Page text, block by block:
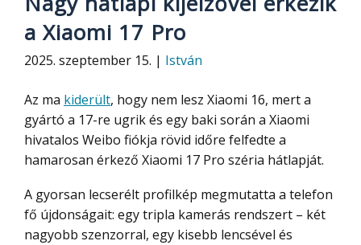
a Xiaomi 17 Pro
2025. szeptember 15. | István
Az ma kiderült, hogy nem lesz Xiaomi 16, mert a
gyártó a 17-re ugrik és egy baki során a Xiaomi
hivatalos Weibo fiókja rövid időre felfedte a
hamarosan érkező Xiaomi 17 Pro széria hátlapját.
A gyorsan lecserélt profilkép megmutatta a telefon
fő újdonságait: egy tripla kamerás rendszert – két
nagyobb szenzorral, egy kisebb lencsével és